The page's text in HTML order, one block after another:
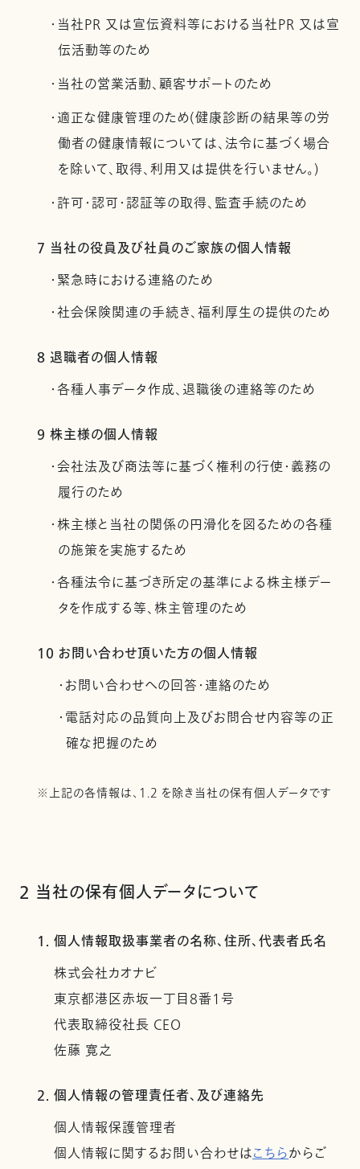
・当社PR 又は宣伝資料等における当社PR 又は宣
伝活動等のため
・当社の営業活動、顧客サポートのため
・適正な健康管理のため(健康診断の結果等の労
働者の健康情報については、法令に基づく場合
を除いて、取得、利用又は提供を行いません。)
・許可・認可・認証等の取得、監査手続のため
7 当社の役員及び社員のご家族の個人情報
・緊急時における連絡のため
・社会保険関連の手続き、福利厚生の提供のため
8 退職者の個人情報
・各種人事データ作成、退職後の連絡等のため
9 株主様の個人情報
・会社法及び商法等に基づく権利の行使・義務の
履行のため
・株主様と当社の関係の円滑化を図るための各種
の施策を実施するため
・各種法令に基づき所定の基準による株主様デー
タを作成する等、株主管理のため
10 お問い合わせ頂いた方の個人情報
・お問い合わせへの回答・連絡のため
・電話対応の品質向上及びお問合せ内容等の正
確な把握のため
※上記の各情報は、1.2 を除き当社の保有個人データです
2 当社の保有個人データについて
1. 個人情報取扱事業者の名称、住所、代表者氏名
株式会社カオナビ
東京都港区赤坂一丁目8番1号
代表取締役社長 CEO
佐藤 寛之
2. 個人情報の管理責任者、及び連絡先
個人情報保護管理者
個人情報に関するお問い合わせはこちらからご